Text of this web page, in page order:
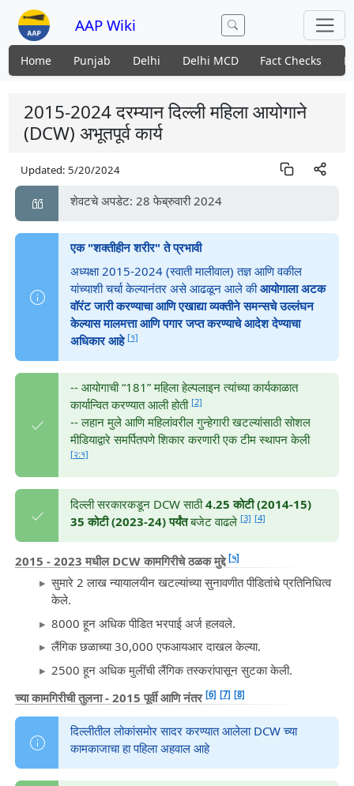
AAP Wiki
Home Punjab Delhi Delhi MCD Fact Checks
2015-2024 दरम्यान दिल्ली महिला आयोगाने
(DCW) अभूतपूर्व कार्य
Updated: 5/20/2024
शेवटचे अपडेट: 28 फेब्रुवारी 2024
एक "शक्तीहीन शरीर" ते प्रभावी
अध्यक्षा 2015-2024 (स्वाती मालीवाल) तज्ञ आणि वकील
यांच्याशी चर्चा केल्यानंतर असे आढळून आले कीआयोगाला अटक
वॉरंट जारी करण्याचा आणि एखाद्या व्यक्तीने समन्सचे उल्लंघन
केल्यास मालमत्ता आणि पगार जप्त करण्याचे आदेश देण्याचा
अधिकार आहे [१]
-- आयोगाची “181” महिला हेल्पलाइन त्यांच्या कार्यकाळात
कार्यान्वित करण्यात आली होती[2]
-- लहान मुले आणि महिलांवरील गुन्हेगारी खटल्यांसाठी सोशल
मीडियाद्वारे समर्पितपणे शिकार करणारी एक टीम स्थापन केली
[२:१]
दिल्ली सरकारकडून DCW साठी4.25 कोटी (2014-15)
35 कोटी (2023-24) पर्यंतबजेट वाढले[3] [4]
2015 - 2023 मधील DCW कामगिरीचे ठळक मुद्दे[५]
सुमारे 2 लाख न्यायालयीन खटल्यांच्या सुनावणीत पीडितांचे प्रतिनिधित्व
केले.
8000 हून अधिक पीडित भरपाई अर्ज हलवले.
लैंगिक छळाच्या 30,000 एफआयआर दाखल केल्या.
2500 हून अधिक मुलींची लैंगिक तस्करांपासून सुटका केली.
च्या कामगिरीची तुलना - 2015 पूर्वी आणि नंतर [6] [7] [8]
दिल्लीतील लोकांसमोर सादर करण्यात आलेला DCW च्या
कामकाजाचा हा पहिला अहवाल आहे